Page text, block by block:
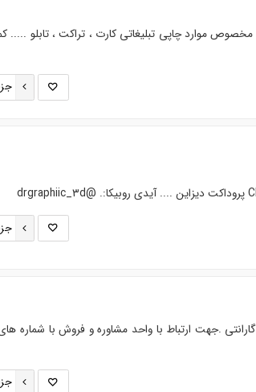
موارد چاپی تبلیغاتی کارت ، تراکت ، تابلو .....